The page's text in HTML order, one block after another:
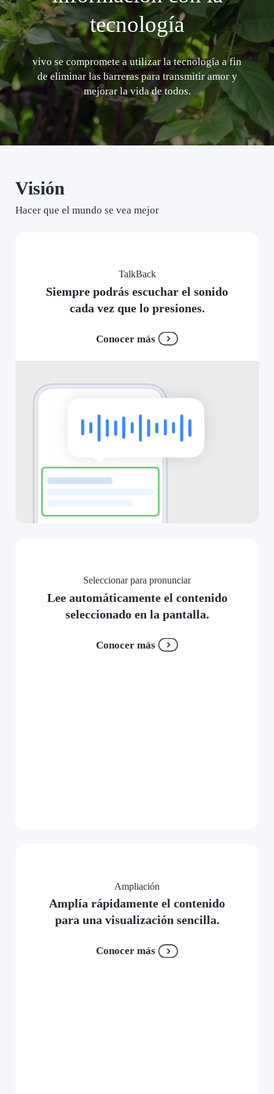
tecnología
vivo se compromete a utilizar la tecnología a fin
de eliminar las barreras para transmitir amor y
mejorar la vida de todos.
Visión
Hacer que el mundo se vea mejor
TalkBack
Siempre podrás escuchar el sonido
cada vez que lo presiones.
Conocer más
Seleccionar para pronunciar
Lee automáticamente el contenido
seleccionado en la pantalla.
Conocer más
Ampliación
Amplía rápidamente el contenido
para una visualización sencilla.
Conocer más